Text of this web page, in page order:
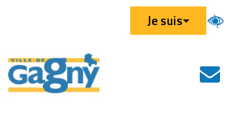
Aller à la recherche
Je suis